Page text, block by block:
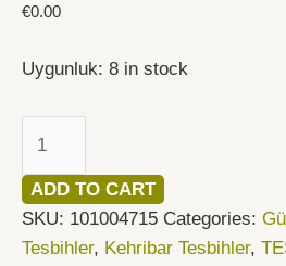
€0.00
Uygunluk: 8 in stock
Kehribar
quantity
ADD TO CART
SKU: 101004715 Categories:
Tesbihler, Kehribar Tesbihler,